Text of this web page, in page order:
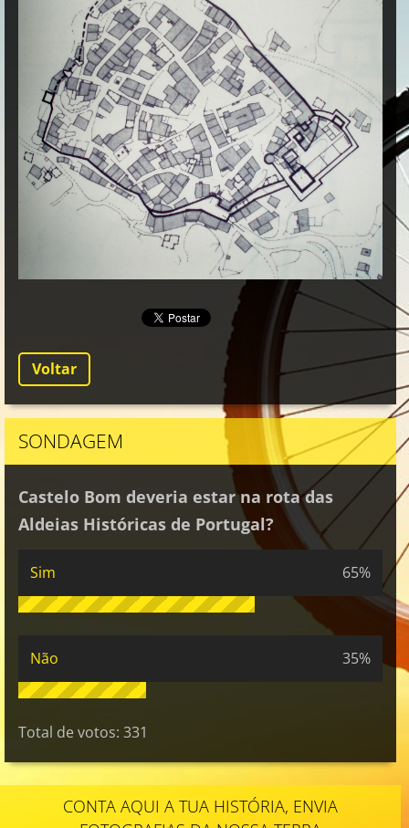
Voltar
SONDAGEM
Castelo Bom deveria estar na rota das
Aldeias Históricas de Portugal?
Sim 65%
Não 35%
Total de votos: 331
CONTA AQUI A TUA HISTÓRIA, ENVIA